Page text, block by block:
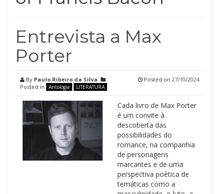
Entrevista a Max
Porter
By Paulo Ribeiro da Silva
Posted in
Antologia LITERATURA
Posted on 27/10/2024
Cada livro de Max Porter
é um convite à
descoberta das
possibilidades do
romance, na companhia
de personagens
marcantes e de uma
perspectiva poética de
temáticas como a